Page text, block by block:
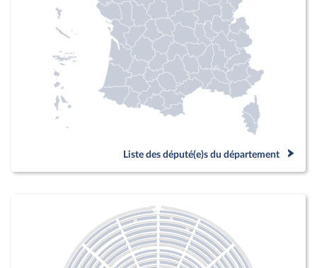
Liste des député(e)s du département